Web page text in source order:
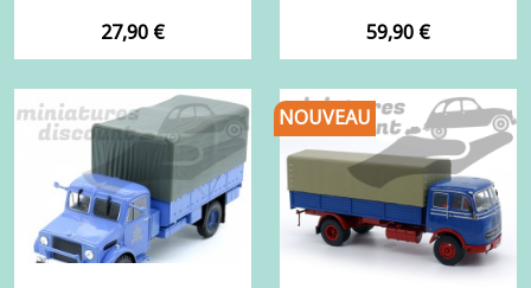
Prix
27,90 € Prix
59,90 €
NOUVEAU